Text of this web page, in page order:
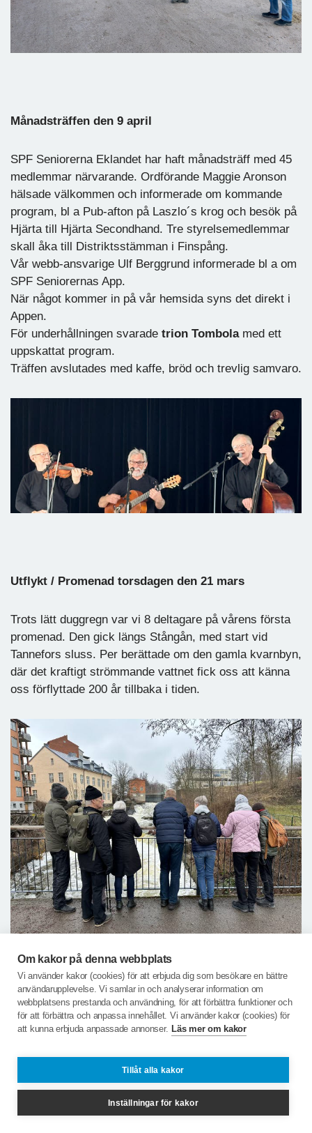
Om kakor på denna webbplats
Vi använder kakor (cookies) för att erbjuda dig som besökare en bättre
användarupplevelse. Vi samlar in och analyserar information om
webbplatsens prestanda och användning, för att förbättra funktioner och
för att förbättra och anpassa innehållet. Vi använder kakor (cookies) för
att kunna erbjuda anpassade annonser. Läs mer om kakor
Tillåt alla kakor
Inställningar för kakor
Månadsträffen den 9 april
SPF Seniorerna Eklandet har haft månadsträff med 45
medlemmar närvarande. Ordförande Maggie Aronson
hälsade välkommen och informerade om kommande
program, bl a Pub-afton på Laszlo´s krog och besök på
Hjärta till Hjärta Secondhand. Tre styrelsemedlemmar
skall åka till Distriktsstämman i Finspång.
Vår webb-ansvarige Ulf Berggrund informerade bl a om
SPF Seniorernas App.
När något kommer in på vår hemsida syns det direkt i
Appen.
För underhållningen svarade trion Tombolamed ett
uppskattat program.
Träffen avslutades med kaffe, bröd och trevlig samvaro.
Utflykt / Promenad torsdagen den 21 mars
Trots lätt duggregn var vi 8 deltagare på vårens första
promenad. Den gick längs Stångån, med start vid
Tannefors sluss. Per berättade om den gamla kvarnbyn,
där det kraftigt strömmande vattnet fick oss att känna
oss förflyttade 200 år tillbaka i tiden.